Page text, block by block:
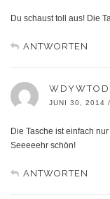
Du schaust toll aus! Die
ANTWORTEN
JUNI 30, 2014
Die Tasche ist einfach
Seeeeehr schön!
ANTWORTEN